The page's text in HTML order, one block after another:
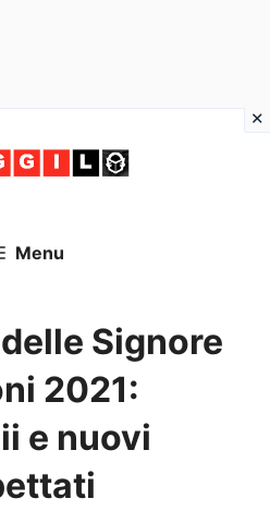
Menu
Signore
2021:
e nuovi